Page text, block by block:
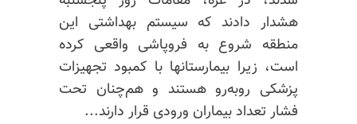
هشدار دادند که سیستم بهداشتی این
منطقه شروع به فروپاشی واقعی کرده
است، زیرا بیمارستانها با کمبود تجهیزات
پزشکی روبه‌رو هستند و هم‌چنان تحت
فشار تعداد بیماران ورودی قرار دارند...